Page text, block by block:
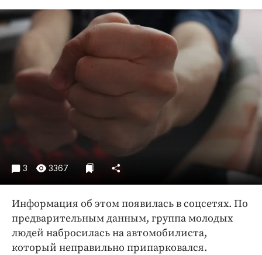
Культура
Недвижимость и ЖКХ
Образование
Общество
Погода
Спорт
Экономика и бизнес
ПРОЕКТЫ
Блоги
Издания
3 3367
Информация об этом появилась в соцсетях. По
предварительным данным, группа молодых
людей набросилась на автомобилиста,
который неправильно припарковался.